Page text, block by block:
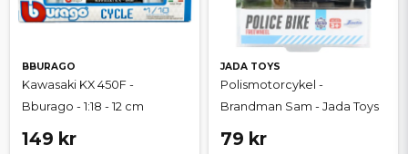
BBURAGO
Kawasaki KX 450F -
Bburago - 1:18 - 12 cm
149 kr
JADA TOYS
Polismotorcykel -
Brandman Sam - Jada Toys
79 kr